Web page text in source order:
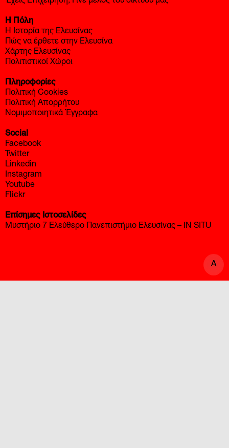
Η Ιστορία της Ελευσίνας
Πώς να έρθετε στην Ελευσίνα
Χάρτης Ελευσίνας
Πολιτιστικοί Χώροι
Πληροφορίες
Πολιτική Cookies
Πολιτική Απορρήτου
Νομιμοποιητικά Έγγραφα
Social
Facebook
Twitter
Linkedin
Instagram
Youtube
Flickr
A
Επίσημες Ιστοσελίδες
Μυστήριο 7 Ελεύθερο Πανεπιστήμιο Ελευσίνας – IN SITU
A